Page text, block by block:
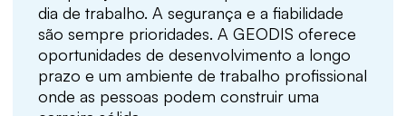
dia de trabalho. A segurança e a fiabilidade
são sempre prioridades. A GEODIS oferece
oportunidades de desenvolvimento a longo
prazo e um ambiente de trabalho profissional
onde as pessoas podem construir uma